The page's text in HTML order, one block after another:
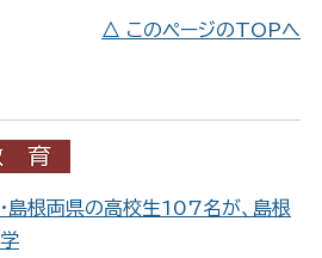
△ このページのTOPへ
島根両県の高校生107名が、島根